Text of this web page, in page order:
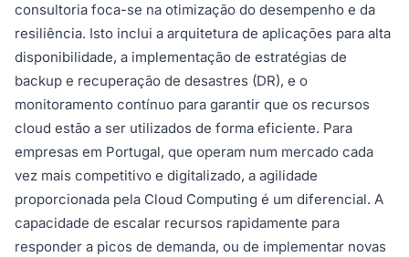
consultoria foca-se na otimização do desempenho e da
resiliência. Isto inclui a arquitetura de aplicações para alta
disponibilidade, a implementação de estratégias de
backup e recuperação de desastres (DR), e o
monitoramento contínuo para garantir que os recursos
cloud estão a ser utilizados de forma eficiente. Para
empresas em Portugal, que operam num mercado cada
vez mais competitivo e digitalizado, a agilidade
proporcionada pela Cloud Computing é um diferencial. A
capacidade de escalar recursos rapidamente para
responder a picos de demanda, ou de implementar novas